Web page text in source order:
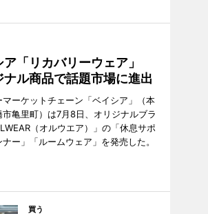
ア「リカバリーウェア」
ナル商品で話題市場に進出
マーケットチェーン「ベイシア」（本
市亀里町）は7月8日、オリジナルブラ
（オルウエア）」の「休息サポ
ー」「ルームウェア」を発売した。
買う